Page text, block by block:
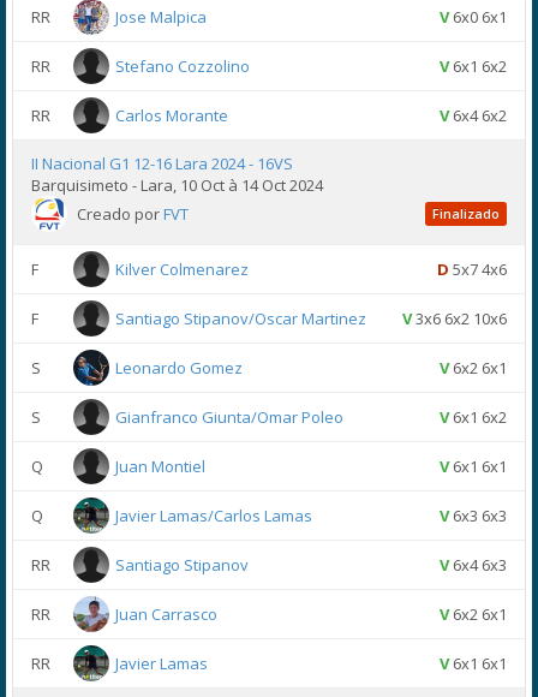
RR Jose Malpica V6x0 6x1
RR Stefano Cozzolino V6x1 6x2
RR Carlos Morante V6x4 6x2
II Nacional G1 12-16 Lara 2024 - 16VS
Barquisimeto - Lara, 10 Oct à 14 Oct 2024
Creado porFVT Finalizado
F Kilver Colmenarez D 5x7 4x6
F Santiago Stipanov/Oscar Martinez V3x6 6x2 10x6
S Leonardo Gomez V6x2 6x1
S Gianfranco Giunta/Omar Poleo V6x1 6x2
Q Juan Montiel V6x1 6x1
Q Javier Lamas/Carlos Lamas V6x3 6x3
RR Santiago Stipanov V6x4 6x3
RR Juan Carrasco V6x2 6x1
RR Javier Lamas V6x1 6x1